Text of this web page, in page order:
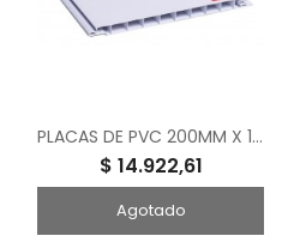
PLACAS DE PVC 200MM X 13MM X 4MTS LISAS COLOR BLANCO
$ 14.922,61
Agotado